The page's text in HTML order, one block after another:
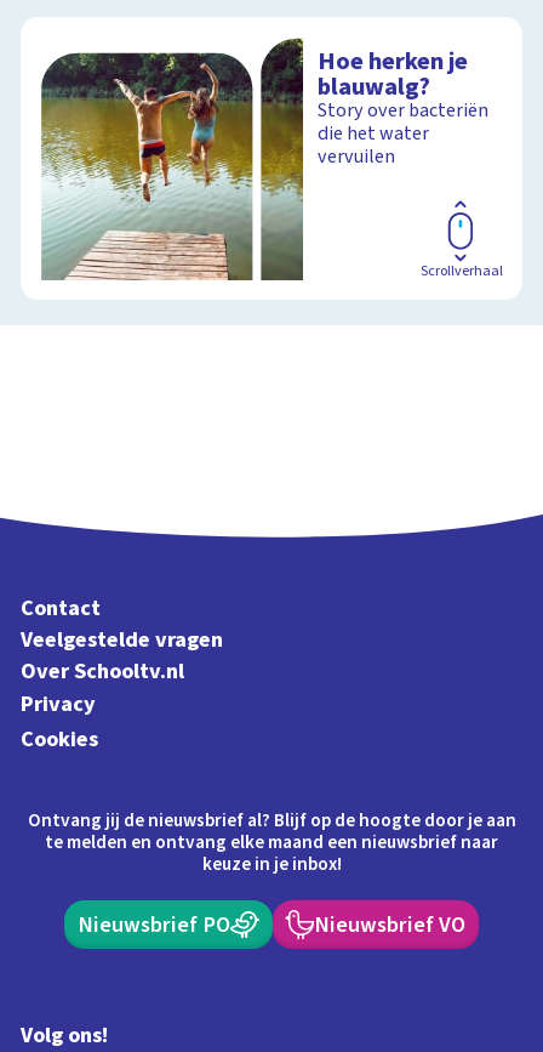
Hoe herken je
blauwalg?
Story over bacteriën
die het water
vervuilen
Scrollverhaal
Contact
Veelgestelde vragen
Over Schooltv.nl
Privacy
Cookies
Ontvang jij de nieuwsbrief al? Blijf op de hoogte door je aan
te melden en ontvang elke maand een nieuwsbrief naar
keuze in je inbox!
Nieuwsbrief PO Nieuwsbrief VO
Volg ons!